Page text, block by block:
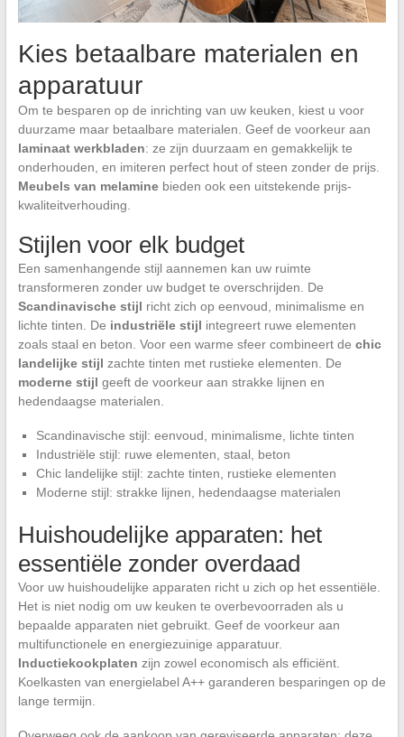
Kies betaalbare materialen en
apparatuur
Om te besparen op de inrichting van uw keuken, kiest u voor
duurzame maar betaalbare materialen. Geef de voorkeur aan
laminaat werkbladen: ze zijn duurzaam en gemakkelijk te
onderhouden, en imiteren perfect hout of steen zonder de prijs.
Meubels van melaminebieden ook een uitstekende prijs-
kwaliteitverhouding.
Stijlen voor elk budget
Een samenhangende stijl aannemen kan uw ruimte
transformeren zonder uw budget te overschrijden. De
Scandinavische stijl richt zich op eenvoud, minimalisme en
lichte tinten. De industriële stijl integreert ruwe elementen
zoals staal en beton. Voor een warme sfeer combineert de chic
landelijke stijl zachte tinten met rustieke elementen. De
moderne stijl geeft de voorkeur aan strakke lijnen en
hedendaagse materialen.
Scandinavische stijl: eenvoud, minimalisme, lichte tinten
Industriële stijl: ruwe elementen, staal, beton
Chic landelijke stijl: zachte tinten, rustieke elementen
Moderne stijl: strakke lijnen, hedendaagse materialen
Huishoudelijke apparaten: het
essentiële zonder overdaad
Voor uw huishoudelijke apparaten richt u zich op het essentiële.
Het is niet nodig om uw keuken te overbevoorraden als u
bepaalde apparaten niet gebruikt. Geef de voorkeur aan
multifunctionele en energiezuinige apparatuur.
Inductiekookplaten zijn zowel economisch als efficiënt.
Koelkasten van energielabel A++ garanderen besparingen op de
lange termijn.